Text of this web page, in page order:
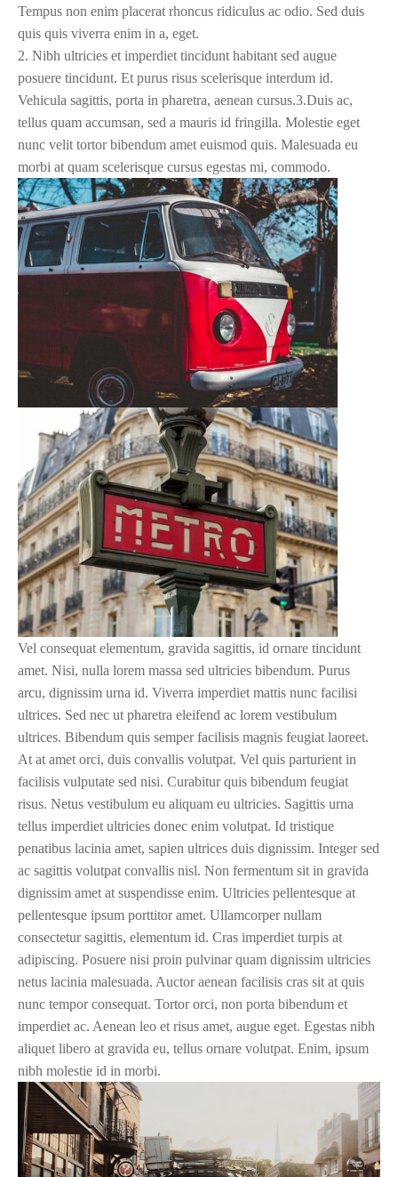
Tempus non enim placerat rhoncus ridiculus ac odio. Sed duis
quis quis viverra enim in a, eget.
2. Nibh ultricies et imperdiet tincidunt habitant sed augue
posuere tincidunt. Et purus risus scelerisque interdum id.
Vehicula sagittis, porta in pharetra, aenean cursus.3.Duis ac,
tellus quam accumsan, sed a mauris id fringilla. Molestie eget
nunc velit tortor bibendum amet euismod quis. Malesuada eu
morbi at quam scelerisque cursus egestas mi, commodo.
Vel consequat elementum, gravida sagittis, id ornare tincidunt
amet. Nisi, nulla lorem massa sed ultricies bibendum. Purus
arcu, dignissim urna id. Viverra imperdiet mattis nunc facilisi
ultrices. Sed nec ut pharetra eleifend ac lorem vestibulum
ultrices. Bibendum quis semper facilisis magnis feugiat laoreet.
At at amet orci, duis convallis volutpat. Vel quis parturient in
facilisis vulputate sed nisi. Curabitur quis bibendum feugiat
risus. Netus vestibulum eu aliquam eu ultricies. Sagittis urna
tellus imperdiet ultricies donec enim volutpat. Id tristique
penatibus lacinia amet, sapien ultrices duis dignissim. Integer sed
ac sagittis volutpat convallis nisl. Non fermentum sit in gravida
dignissim amet at suspendisse enim. Ultricies pellentesque at
pellentesque ipsum porttitor amet. Ullamcorper nullam
consectetur sagittis, elementum id. Cras imperdiet turpis at
adipiscing. Posuere nisi proin pulvinar quam dignissim ultricies
netus lacinia malesuada. Auctor aenean facilisis cras sit at quis
nunc tempor consequat. Tortor orci, non porta bibendum et
imperdiet ac. Aenean leo et risus amet, augue eget. Egestas nibh
aliquet libero at gravida eu, tellus ornare volutpat. Enim, ipsum
nibh molestie id in morbi.